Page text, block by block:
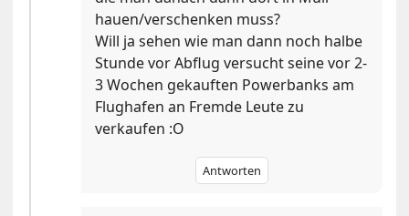
hauen/verschenken muss?
Will ja sehen wie man dann noch halbe
Stunde vor Abflug versucht seine vor 2-
3 Wochen gekauften Powerbanks am
Flughafen an Fremde Leute zu
verkaufen :O
Antworten